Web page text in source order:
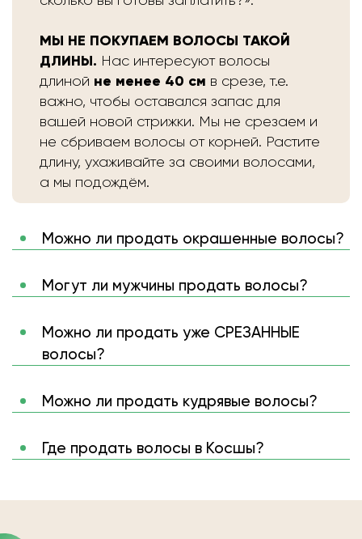
МЫ НЕ ПОКУПАЕМ ВОЛОСЫ ТАКОЙ
ДЛИНЫ. Нас интересуют волосы
длиной не менее 40 см в срезе, т.е.
важно, чтобы оставался запас для
вашей новой стрижки. Мы не срезаем и
не сбриваем волосы от корней. Растите
длину, ухаживайте за своими волосами,
а мы подождём.
Можно ли продать окрашенные волосы?
Могут ли мужчины продать волосы?
Можно ли продать уже СРЕЗАННЫЕ
волосы?
Можно ли продать кудрявые волосы?
Где продать волосы в Косшы?